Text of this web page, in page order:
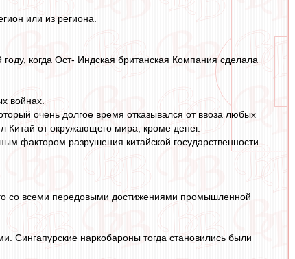
или из региона.
когда Ост- Индская британская Компания сделала
войнах.
очень долгое время отказывался от ввоза любых
Китай от окружающего мира, кроме денег.
фактором разрушения китайской государственности.
со всеми передовыми достижениями промышленной
Сингапурские наркобароны тогда становились были